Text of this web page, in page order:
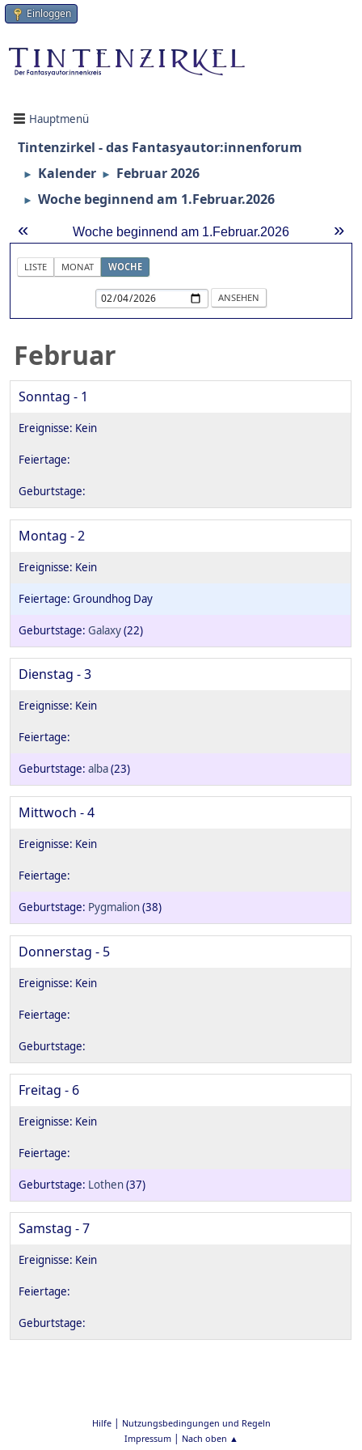
Einloggen
Hauptmenü
Tintenzirkel - das Fantasyautor:innenforum
► Kalender ► Februar 2026
► Woche beginnend am 1.Februar.2026
« »
Woche beginnend am 1.Februar.2026
LISTE MONAT WOCHE
Februar
Sonntag - 1
Montag - 2
Groundhog Day
Galaxy(22)
Dienstag - 3
alba(23)
Mittwoch - 4
Pygmalion(38)
Donnerstag - 5
Freitag - 6
Lothen(37)
Samstag - 7
Hilfe| Nutzungsbedingungen und Regeln
Impressum| Nach oben ▲